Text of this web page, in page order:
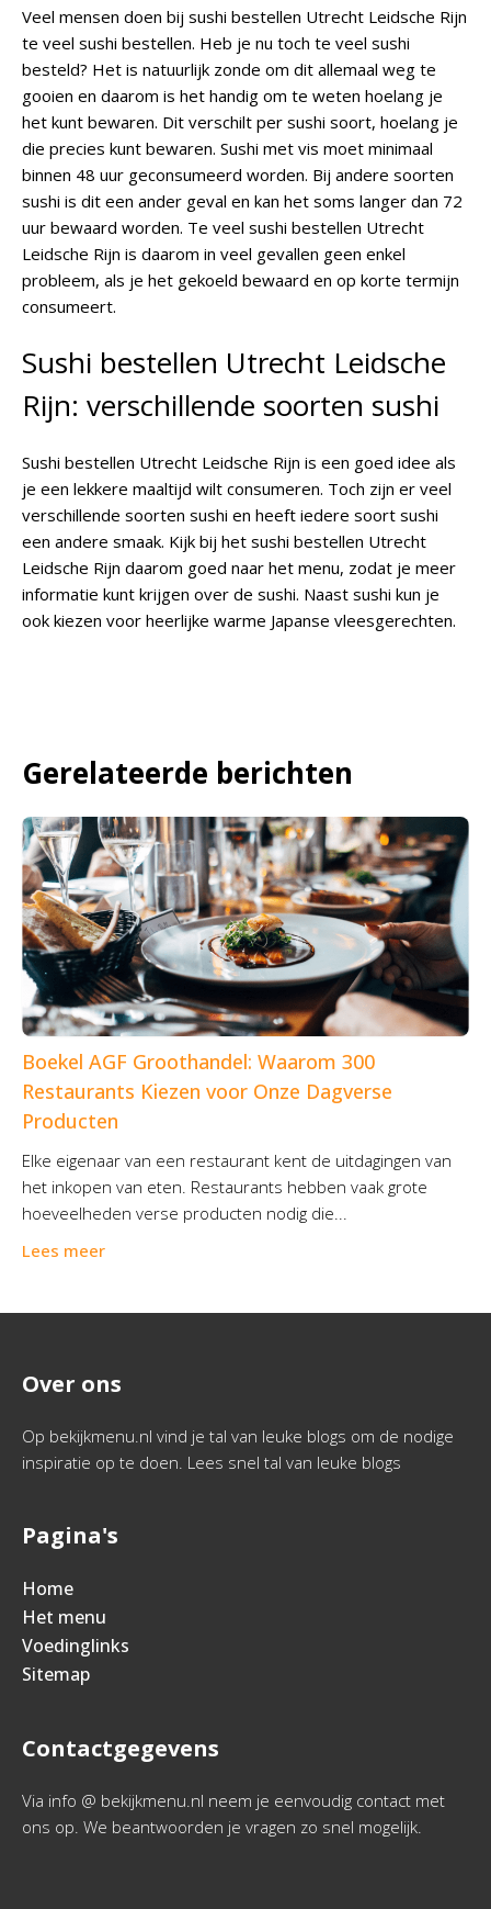
Veel mensen doen bij sushi bestellen Utrecht Leidsche Rijn
te veel sushi bestellen. Heb je nu toch te veel sushi
besteld? Het is natuurlijk zonde om dit allemaal weg te
gooien en daarom is het handig om te weten hoelang je
het kunt bewaren. Dit verschilt per sushi soort, hoelang je
die precies kunt bewaren. Sushi met vis moet minimaal
binnen 48 uur geconsumeerd worden. Bij andere soorten
sushi is dit een ander geval en kan het soms langer dan 72
uur bewaard worden. Te veel sushi bestellen Utrecht
Leidsche Rijn is daarom in veel gevallen geen enkel
probleem, als je het gekoeld bewaard en op korte termijn
consumeert.
Sushi bestellen Utrecht Leidsche
Rijn: verschillende soorten sushi
Sushi bestellen Utrecht Leidsche Rijn is een goed idee als
je een lekkere maaltijd wilt consumeren. Toch zijn er veel
verschillende soorten sushi en heeft iedere soort sushi
een andere smaak. Kijk bij het sushi bestellen Utrecht
Leidsche Rijn daarom goed naar het menu, zodat je meer
informatie kunt krijgen over de sushi. Naast sushi kun je
ook kiezen voor heerlijke warme Japanse vleesgerechten.
Gerelateerde berichten
Boekel AGF Groothandel: Waarom 300
Restaurants Kiezen voor Onze Dagverse
Producten
Elke eigenaar van een restaurant kent de uitdagingen van
het inkopen van eten. Restaurants hebben vaak grote
hoeveelheden verse producten nodig die...
Lees meer
Over ons
Op bekijkmenu.nl vind je tal van leuke blogs om de nodige
inspiratie op te doen. Lees snel tal van leuke blogs
Pagina's
Home
Het menu
Voedinglinks
Sitemap
Contactgegevens
Via info @ bekijkmenu.nl neem je eenvoudig contact met
ons op. We beantwoorden je vragen zo snel mogelijk.